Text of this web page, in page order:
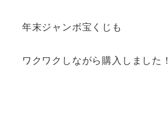
年末ジャンボ宝くじも
ワクワクしながら購入しました！